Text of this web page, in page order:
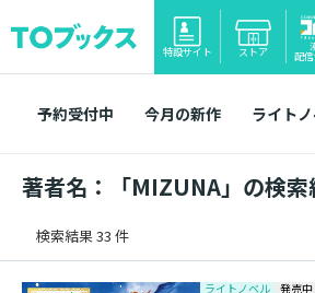
特設サイト ストア 配
予約受付中 今月の新作 ライト
著者名：「MIZUNA」の検索
検索結果 33 件
ライトノベル 発売中